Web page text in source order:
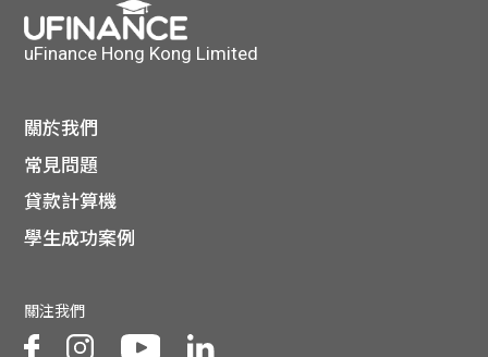
uFinance Hong Kong Limited
關於我們
常見問題
貸款計算機
學生成功案例
關注我們